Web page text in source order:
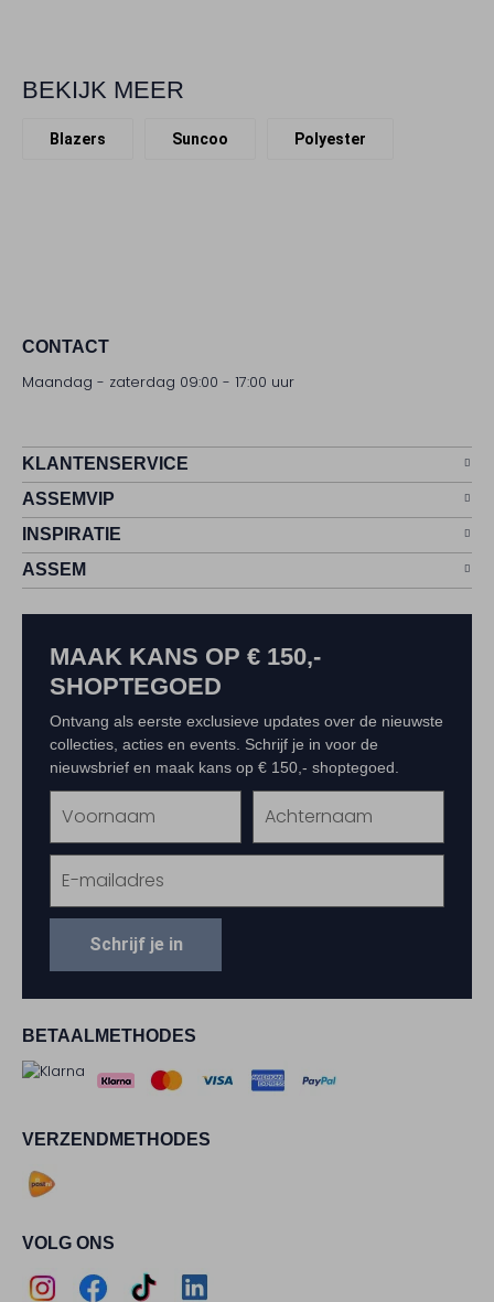
BEKIJK MEER
Blazers Suncoo Polyester
CONTACT
Maandag - zaterdag 09:00 - 17:00 uur
KLANTENSERVICE
ASSEMVIP
INSPIRATIE
ASSEM
BETAALMETHODES
VERZENDMETHODES
VOLG ONS
MAAK KANS OP € 150,-
SHOPTEGOED
Ontvang als eerste exclusieve updates over de nieuwste
collecties, acties en events. Schrijf je in voor de
nieuwsbrief en maak kans op € 150,- shoptegoed.
Schrijf je in